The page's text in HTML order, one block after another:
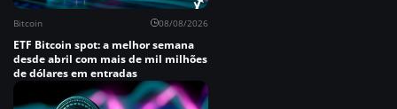
Bitcoin 08/08/2026
ETF Bitcoin spot: a melhor semana
desde abril com mais de mil milhões
de dólares em entradas